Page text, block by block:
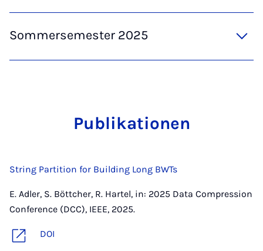
Sommersemester 2025
Pu­bli­ka­ti­o­nen
String Partition for Building Long BWTs
E. Adler, S. Böttcher, R. Hartel, in: 2025 Data Compression
Conference (DCC), IEEE, 2025.
DOI